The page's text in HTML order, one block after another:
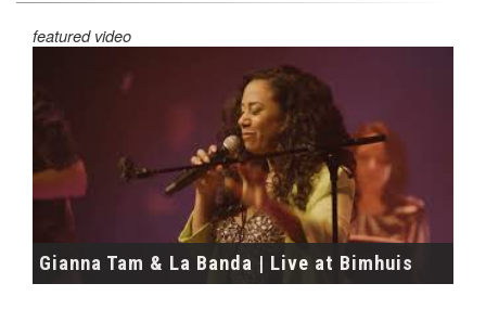
featured video
Gianna Tam & La Banda | Live at Bimhuis